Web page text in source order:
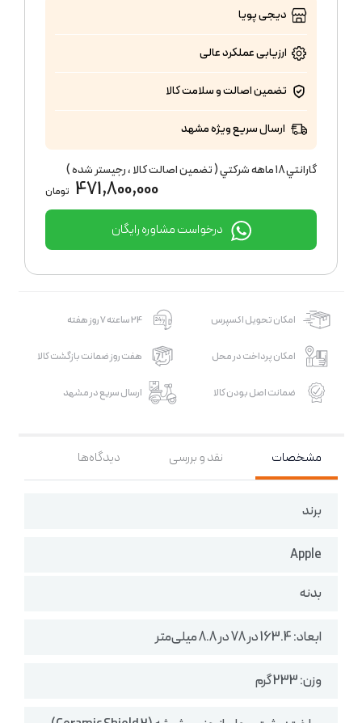
دیجی پویا
ارزیابی عملکردعالی
تضمین اصالت و سلامت کالا
ارسال سریع ویژه مشهد
گارانتي ١٨ ماهه شركتي ( تضمين اصالت كالا ، رجيستر شده )
471,800,000 تومان
درخواست مشاوره رایگان
امکان تحویل اکسپرس 24 ساعته 7 روز هفته
امکان پرداخت در محل هفت روز ضمانت بازگشت کالا
ضمانت اصل بودن کالا ارسال سریع در مشهد
مشخصات نقد و بررسی دیدگاه‌ها
برند
Apple
بدنه
ابعاد: 163.4 در 78 در 8.8 میلی‌متر
وزن: 233 گرم